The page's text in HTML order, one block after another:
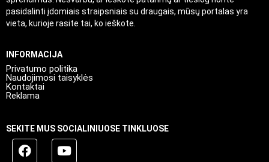
pasidalinti įdomiais straipsniais su draugais, mūsų portalas yra
vieta, kurioje rasite tai, ko ieškote.
INFORMACIJA
Privatumo politika
Naudojimosi taisyklės
Kontaktai
Reklama
SEKITE MUS SOCIALINIUOSE TINKLUOSE